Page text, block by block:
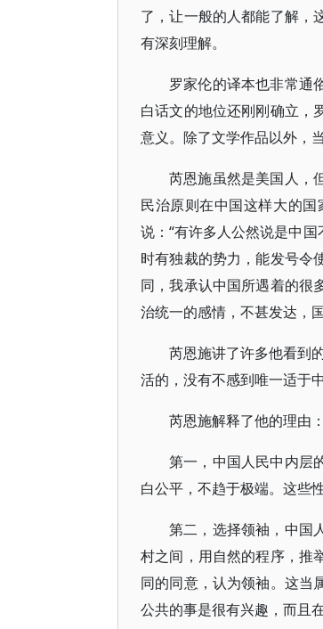
了，让一般的人都能了解，
有深刻理解。
罗家伦的译本也非常通
白话文的地位还刚刚确立，
意义。除了文学作品以外，
芮恩施虽然是美国人，
民治原则在中国这样大的
说：“有许多人公然说是中
时有独裁的势力，能发号令
同，我承认中国所遇着的很
治统一的感情，不甚发达，
芮恩施讲了许多他看到
活的，没有不感到唯一适于
芮恩施解释了他的理由：
第一，中国人民中内层
白公平，不趋于极端。这些
第二，选择领袖，中国
村之间，用自然的程序，推
同的同意，认为领袖。这当
公共的事是很有兴趣，而且